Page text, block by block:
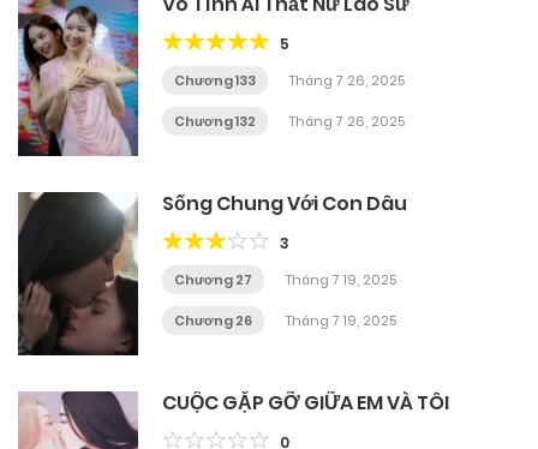
5
Chương 133 Tháng 7 26, 2025
Chương 132 Tháng 7 26, 2025
Sống Chung Với Con Dâu
3
Chương 27 Tháng 7 19, 2025
Chương 26 Tháng 7 19, 2025
CUỘC GẶP GỠ GIỮA EM VÀ TÔI
0